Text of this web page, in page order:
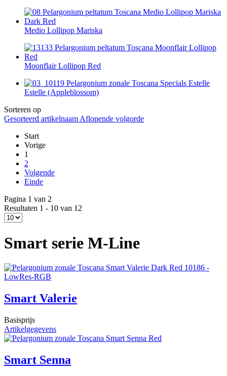
Medio Lollipop Mariska
Moonflair Lollipop Red
Estelle (Appleblossom)
Sorteren op
Gesorteerd artikelnaam Aflopende volgorde
Start
Vorige
1
2
Volgende
Einde
Pagina 1 van 2
Resultaten 1 - 10 van 12
Smart serie M-Line
Smart Valerie
Basisprijs
Artikelgegevens
Smart Senna